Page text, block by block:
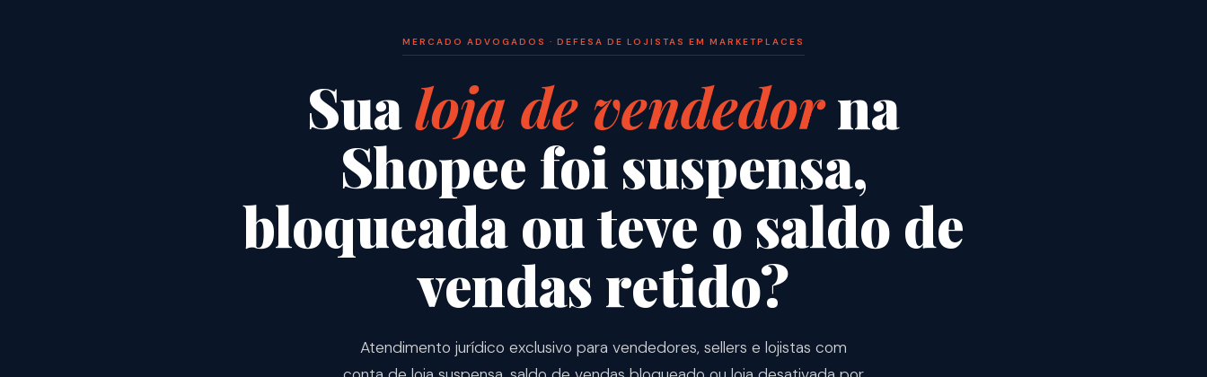
MERCADO ADVOGADOS · DEFESA DE LOJISTAS EM MARKETPLACES
Sualoja de vendedorna
Shopee foi suspensa,
bloqueada ou teve o saldo de
vendas retido?
Atendimento jurídico exclusivo para vendedores, sellers e lojistas com